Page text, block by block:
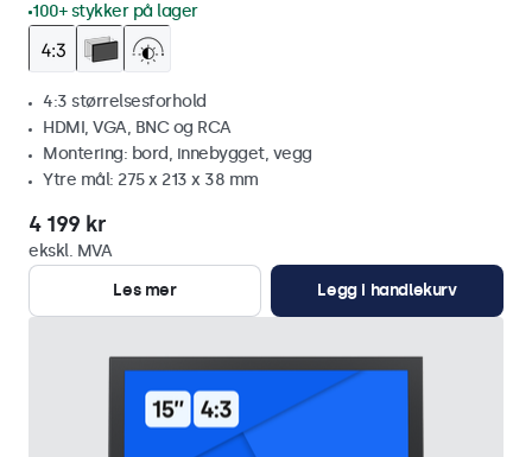
100+ stykker på lager
4:3 størrelsesforhold
HDMI, VGA, BNC og RCA
Montering: bord, innebygget, vegg
Ytre mål: 275 x 213 x 38 mm
4 199 kr
ekskl. MVA
Les mer
Legg i handlekurv